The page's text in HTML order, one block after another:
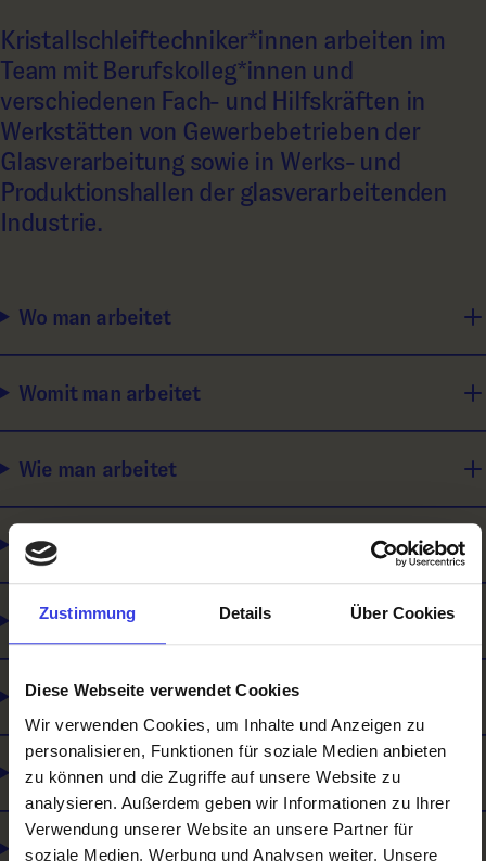
Zustimmung Details Über Cookies
Diese Webseite verwendet Cookies
Wir verwenden Cookies, um Inhalte und Anzeigen zu
personalisieren, Funktionen für soziale Medien anbieten
zu können und die Zugriffe auf unsere Website zu
analysieren. Außerdem geben wir Informationen zu Ihrer
Verwendung unserer Website an unsere Partner für
soziale Medien, Werbung und Analysen weiter. Unsere
Kristallschleiftechniker*innen arbeiten im
Team mit Berufskolleg*innen und
verschiedenen Fach- und Hilfskräften in
Werkstätten von Gewerbebetrieben der
Glasverarbeitung sowie in Werks- und
Produktionshallen der glasverarbeitenden
Industrie.
Wo man arbeitet
Womit man arbeitet
Wie man arbeitet
Was man macht
Für wen man arbeitet
Was du mitbringen solltest
Was es noch gibt
Lehre und Matura